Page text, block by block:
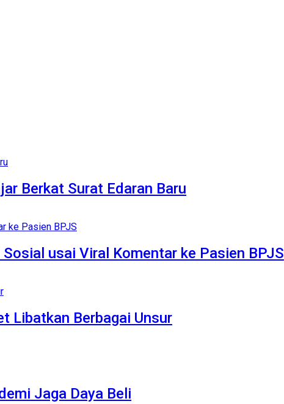
Berkat Surat Edaran Baru
usai Viral Komentar ke Pasien BPJS
Libatkan Berbagai Unsur
Jaga Daya Beli